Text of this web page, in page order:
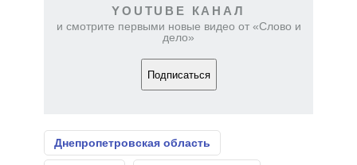
YOUTUBE КАНАЛ
и смотрите первыми новые видео от «Слово и
дело»
Подписаться
Днепропетровская область